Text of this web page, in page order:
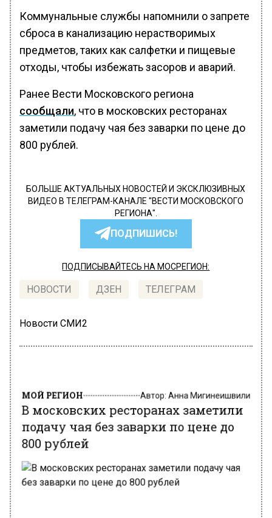
Коммунальные службы напомнили о запрете
сброса в канализацию нерастворимых
предметов, таких как салфетки и пищевые
отходы, чтобы избежать засоров и аварий.
Ранее Вести Московского региона
сообщали, что в московских ресторанах
заметили подачу чая без заварки по цене до
800 рублей.
БОЛЬШЕ АКТУАЛЬНЫХ НОВОСТЕЙ И ЭКСКЛЮЗИВНЫХ
ВИДЕО В ТЕЛЕГРАМ-КАНАЛЕ "ВЕСТИ МОСКОВСКОГО
РЕГИОНА".
ПОДПИШИСЬ!
ПОДПИСЫВАЙТЕСЬ НА МОСРЕГИОН:
НОВОСТИ ДЗЕН ТЕЛЕГРАМ
Новости СМИ2
В московских ресторанах заметили
подачу чая без заварки по цене до
800 рублей